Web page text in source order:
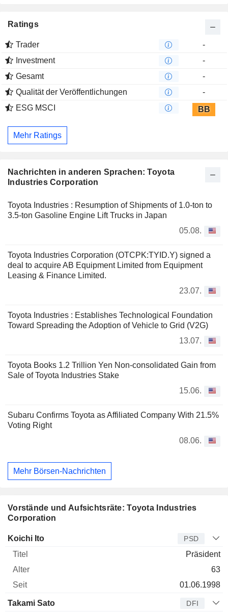
Nachrichten in anderen Sprachen: Toyota
Industries Corporation
Toyota Industries : Resumption of Shipments of 1.0-ton to
3.5-ton Gasoline Engine Lift Trucks in Japan
05.08.
Toyota Industries Corporation (OTCPK:TYID.Y) signed a
deal to acquire AB Equipment Limited from Equipment
Leasing & Finance Limited.
23.07.
Toyota Industries : Establishes Technological Foundation
Toward Spreading the Adoption of Vehicle to Grid (V2G)
13.07.
Toyota Books 1.2 Trillion Yen Non-consolidated Gain from
Sale of Toyota Industries Stake
15.06.
Subaru Confirms Toyota as Affiliated Company With 21.5%
Voting Right
08.06.
Mehr Börsen-Nachrichten
Vorstände und Aufsichtsräte: Toyota Industries
Corporation
Manager
Koichi Ito PSD
Präsident
63
01.06.1998
Takami Sato DFI
Ratings
Trader
-
Investment
-
Gesamt
-
Qualität der Veröffentlichungen
-
ESG MSCI
BB
Mehr Ratings